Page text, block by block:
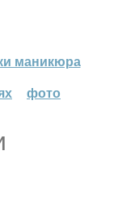
маникюра
фото